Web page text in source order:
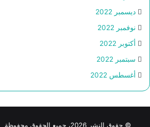
ديسمبر 2022
نوفمبر 2022
أكتوبر 2022
سبتمبر 2022
أغسطس 2022
© حقوق النشر 2026، جميع الحقوق محفوظة |